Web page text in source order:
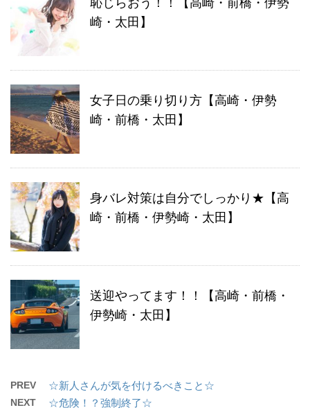
恥じらおう！！【高崎・前橋・伊勢
崎・太田】
女子日の乗り切り方【高崎・伊勢
崎・前橋・太田】
身バレ対策は自分でしっかり★【高
崎・前橋・伊勢崎・太田】
送迎やってます！！【高崎・前橋・
伊勢崎・太田】
PREV ☆新人さんが気を付けるべきこと☆
NEXT ☆危険！？強制終了☆